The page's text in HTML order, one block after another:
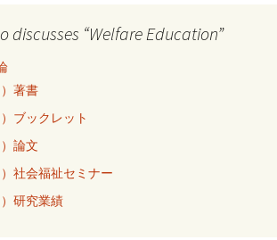
discusses “Welfare Education”
著書
ブックレット
論文
社会福祉セミナー
研究業績